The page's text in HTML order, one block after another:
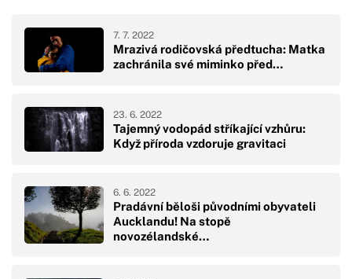
Mrazivá rodičovská předtucha: Matka
zachránila své miminko před…
7. 7. 2022
Tajemný vodopád stříkající vzhůru:
Když příroda vzdoruje gravitaci
23. 6. 2022
Pradávní běloši původními obyvateli
Aucklandu! Na stopě
novozélandské…
6. 6. 2022